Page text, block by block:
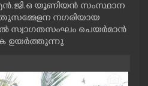
യൂണിയൻ സംസ്ഥാന
നഗരിയായ
സ്വാഗതസംഘം ചെയർമാൻ
ഉയർത്തുന്നു